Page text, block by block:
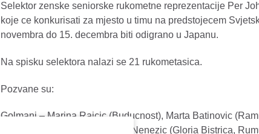
Selektor zenske seniorske rukometne reprezentacije Per
koje ce konkurisati za mjesto u timu na predstojecem
novembra do 15. decembra biti odigrano u Japanu.
Na spisku selektora nalazi se 21 rukometasica.
Pozvane su:
Golmani – Marina Rajcic (Buducnost), Marta Batinovic
Babovic (Buducnost) i Ljubica Nenezic (Gloria Bistrica,